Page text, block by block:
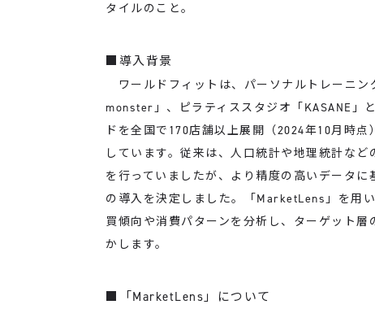
タイルのこと。
■導入背景
ワールドフィットは、パーソナルトレーニン
monster」、ピラティススタジオ「KASANE」
ドを全国で170店舗以上展開（2024年10月時
しています。従来は、人口統計や地理統計な
を行っていましたが、より精度の高いデータ
の導入を決定しました。「MarketLens」を用
買傾向や消費パターンを分析し、ターゲット
かします。
■「MarketLens」について